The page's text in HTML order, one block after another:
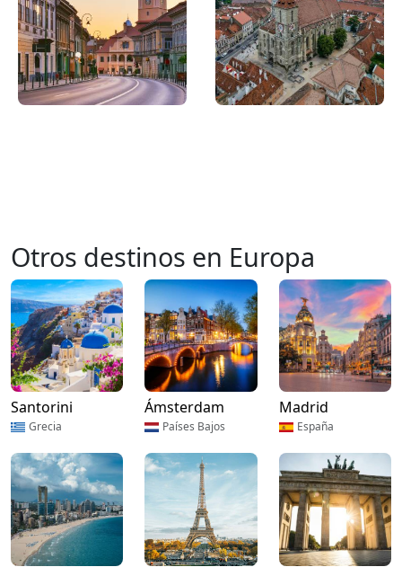
Otros destinos en Europa
Santorini
Grecia
Ámsterdam
Países Bajos
Madrid
España